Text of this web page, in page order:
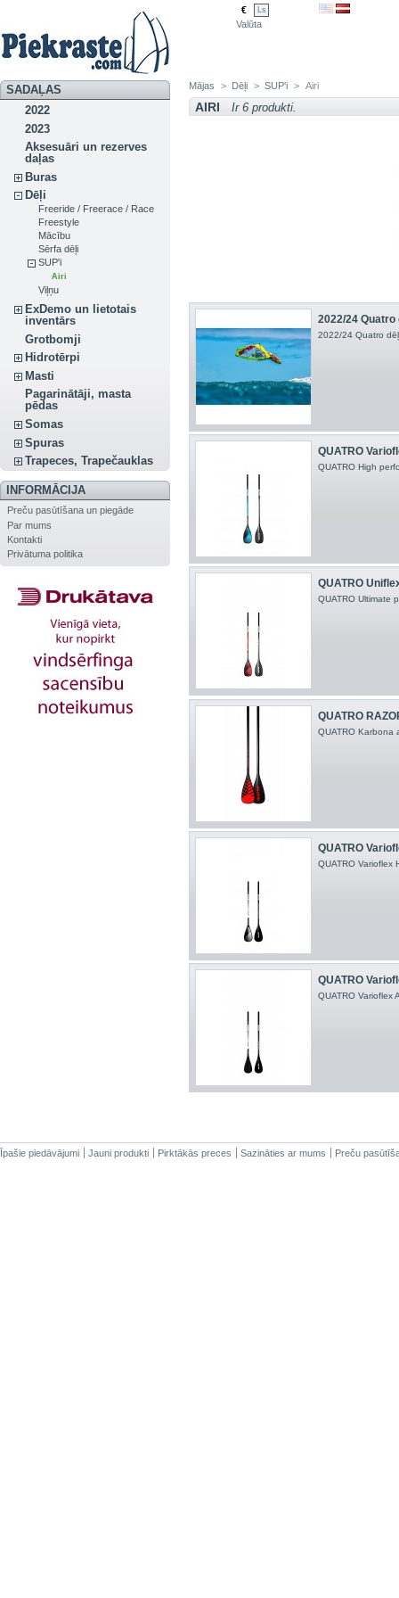
€ Ls
Valūta
SADAĻAS
2022
2023
Aksesuāri un rezerves
daļas
Buras
Dēļi
Freeride / Freerace / Race
Freestyle
Mācību
Sērfa dēļi
SUP'i
Airi
Viļņu
ExDemo un lietotais
inventārs
Grotbomji
Hidrotērpi
Masti
Pagarinātāji, masta
pēdas
Somas
Spuras
Trapeces, Trapečauklas
INFORMĀCIJA
Preču pasūtīšana un piegāde
Par mums
Kontakti
Privātuma politika
Mājas > Dēļi > SUP'i > Airi
AIRI Ir 6 produkti.
2022/24 Quatro
2022/24 Quatro
QUATRO
QUATRO High
QUATRO
QUATRO Ultimate
QUATRO
QUATRO Karbona
QUATRO
QUATRO Varioflex
QUATRO
QUATRO Varioflex
Īpašie piedāvājumi Jauni produkti Pirktākās preces Sazināties ar mums Preču